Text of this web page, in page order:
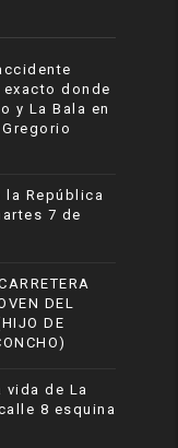
donde
y La Bala en
la República
7 de
DEL
DE
de La
8 esquina